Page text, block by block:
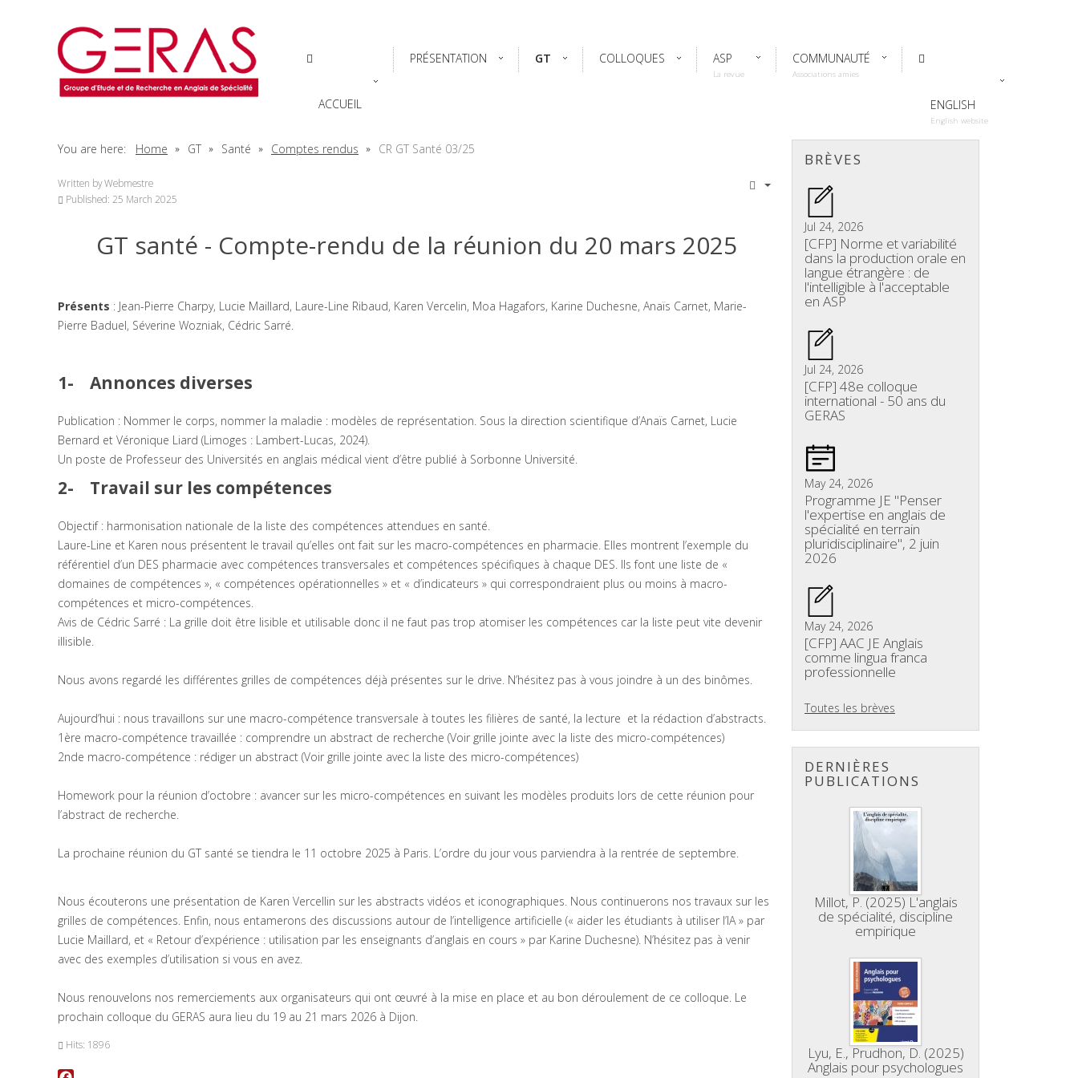
ACCUEIL
PRÉSENTATION GT COLLOQUES ASP
La revue
COMMUNAUTÉ
Associations amies
ENGLISH
English website
You are here: Home GT Santé Comptes rendus CR GT Santé 03/25
Written byWebmestre
Published: 25 March 2025
GT santé - Compte-rendu de la réunion du 20 mars 2025
Présents : Jean-Pierre Charpy, Lucie Maillard, Laure-Line Ribaud, Karen Vercelin, Moa Hagafors, Karine Duchesne, Anaïs Carnet, Marie-
Pierre Baduel, Séverine Wozniak, Cédric Sarré.
1- Annonces diverses
Publication : Nommer le corps, nommer la maladie : modèles de représentation. Sous la direction scientifique d’Anaïs Carnet, Lucie
Bernard et Véronique Liard (Limoges : Lambert-Lucas, 2024).
Un poste de Professeur des Universités en anglais médical vient d’être publié à Sorbonne Université.
2- Travail sur les compétences
Objectif : harmonisation nationale de la liste des compétences attendues en santé.
Laure-Line et Karen nous présentent le travail qu’elles ont fait sur les macro-compétences en pharmacie. Elles montrent l’exemple du
référentiel d’un DES pharmacie avec compétences transversales et compétences spécifiques à chaque DES. Ils font une liste de «
domaines de compétences », « compétences opérationnelles » et « d’indicateurs » qui correspondraient plus ou moins à macro-
compétences et micro-compétences.
Avis de Cédric Sarré : La grille doit être lisible et utilisable donc il ne faut pas trop atomiser les compétences car la liste peut vite devenir
illisible.
Nous avons regardé les différentes grilles de compétences déjà présentes sur le drive. N’hésitez pas à vous joindre à un des binômes.
Aujourd’hui : nous travaillons sur une macro-compétence transversale à toutes les filières de santé, la lecture et la rédaction d’abstracts.
1ère macro-compétence travaillée : comprendre un abstract de recherche (Voir grille jointe avec la liste des micro-compétences)
2nde macro-compétence : rédiger un abstract (Voir grille jointe avec la liste des micro-compétences)
Homework pour la réunion d’octobre : avancer sur les micro-compétences en suivant les modèles produits lors de cette réunion pour
l’abstract de recherche.
La prochaine réunion du GT santé se tiendra le 11 octobre 2025 à Paris. L’ordre du jour vous parviendra à la rentrée de septembre.
Nous écouterons une présentation de Karen Vercellin sur les abstracts vidéos et iconographiques. Nous continuerons nos travaux sur les
grilles de compétences. Enfin, nous entamerons des discussions autour de l’intelligence artificielle (« aider les étudiants à utiliser l’IA » par
Lucie Maillard, et « Retour d’expérience : utilisation par les enseignants d’anglais en cours » par Karine Duchesne). N’hésitez pas à venir
avec des exemples d’utilisation si vous en avez.
Nous renouvelons nos remerciements aux organisateurs qui ont œuvré à la mise en place et au bon déroulement de ce colloque. Le
prochain colloque du GERAS aura lieu du 19 au 21 mars 2026 à Dijon.
Hits: 1896
BRÈVES
Jul 24, 2026
[CFP] Norme et variabilité
dans la production orale en
langue étrangère : de
l'intelligible à l'acceptable
en ASP
Jul 24, 2026
[CFP] 48e colloque
international - 50 ans du
GERAS
May 24, 2026
Programme JE "Penser
l'expertise en anglais de
spécialité en terrain
pluridisciplinaire", 2 juin
2026
May 24, 2026
[CFP] AAC JE Anglais
comme lingua franca
professionnelle
Toutes les brèves
DERNIÈRES
PUBLICATIONS
Millot, P. (2025) L'anglais
de spécialité, discipline
empirique
Lyu, E., Prudhon, D. (2025)
Anglais pour psychologues